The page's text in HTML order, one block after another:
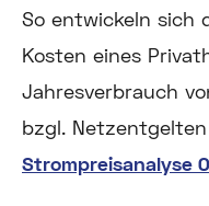
So entwickeln sich
Kosten eines
Jahresverbrauch
bzgl. Netzentgelten
Strompreisanalyse